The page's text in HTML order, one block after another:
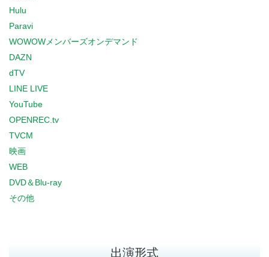
Hulu
Paravi
WOWOWメンバーズオンデマンド
DAZN
dTV
LINE LIVE
YouTube
OPENREC.tv
TVCM
映画
WEB
DVD＆Blu-ray
その他
出演形式